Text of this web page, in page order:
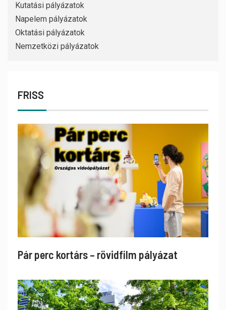
Kutatási pályázatok
Napelem pályázatok
Oktatási pályázatok
Nemzetközi pályázatok
FRISS
Pár perc kortárs – rövidfilm pályázat